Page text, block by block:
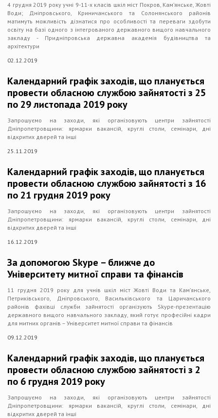
4 грудня 2019 року учні 9-11-х класів шкіл міст Покров, Кам’янське, Жовті
Води; Дніпровського, Криничанського та Солонянського районів
матимуть можливість дізнатися про особливості та переваги здобути
освіту на базі одного з інтегрованого державного вищого навчального
закладу - Придніпровська державна академія будівництва та
архітектури
02.12.2019
Календарний графік заходів, що планується
провести обласною службою зайнятості з 25
по 29 листопада 2019 року
Запрошуємо на заходи, які організовують центри зайнятості
Дніпропетровщини: ярмарки вакансій, круглі столи, семінари, дні
відкритих дверей та інші
25.11.2019
Календарний графік заходів, що планується
провести обласною службою зайнятості з 16
по 21 грудня 2019 року
Запрошуємо на заходи, які організовують центри зайнятості
Дніпропетровщини: ярмарки вакансій, круглі столи, семінари, дні
відкритих дверей та інші
16.12.2019
За допомогою Skype – ближче до
Університету митної справи та фінансів
11 грудня 2019 року для учнів шкіл міст Жовті Води та Кам’янське,
Петриківського, Дніпровського, Васильківського та Царичанського
районів фахівці служби зайнятості організують Skype-презентацію
державного вищого навчального закладу, який готує професійні кадри
для митних органів – Університет митної справи та фінансів
09.12.2019
Календарний графік заходів, що планується
провести обласною службою зайнятості з 2
по 6 грудня 2019 року
Запрошуємо на заходи, які організовують центри зайнятості
Дніпропетровщини: ярмарки вакансій, круглі столи, семінари, дні
відкритих дверей та інші